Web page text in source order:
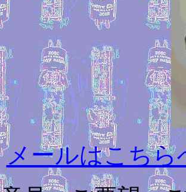
メールはこちら